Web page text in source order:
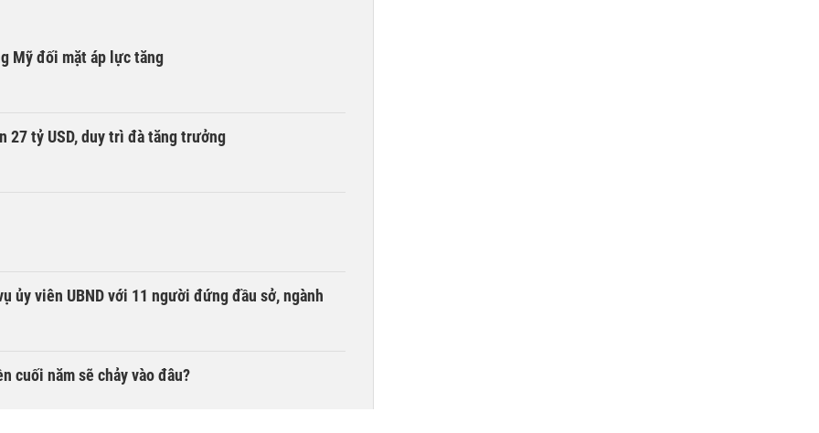
Mỹ đối mặt áp lực tăng
27 tỷ USD, duy trì đà tăng trưởng
ủy viên UBND với 11 người đứng đầu sở, ngành
cuối năm sẽ chảy vào đâu?